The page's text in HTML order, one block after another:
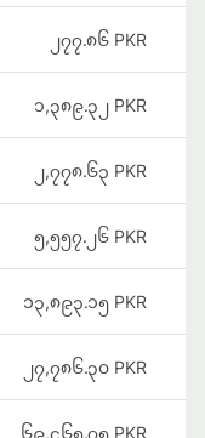
၂၇၇.၈၆ PKR
၁,၃၈၉.၃၂ PKR
၂,၇၇၈.၆၃ PKR
၅,၅၅၇.၂၆ PKR
၁၃,၈၉၃.၁၅ PKR
၂၇,၇၈၆.၃၀ PKR
၆၉,၄၆၅.၇၅ PKR